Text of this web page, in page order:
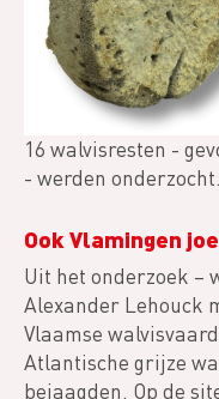
16 walvisresten -
- werden onderzocht.
Ook Vlamingen
Uit het onderzoek –
Alexander Lehouck
Vlaamse
Atlantische grijze
bejaagden. Op de